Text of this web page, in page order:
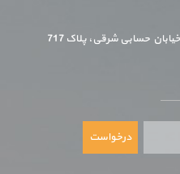
حسابی شرقی، پلاک 717
درخواست